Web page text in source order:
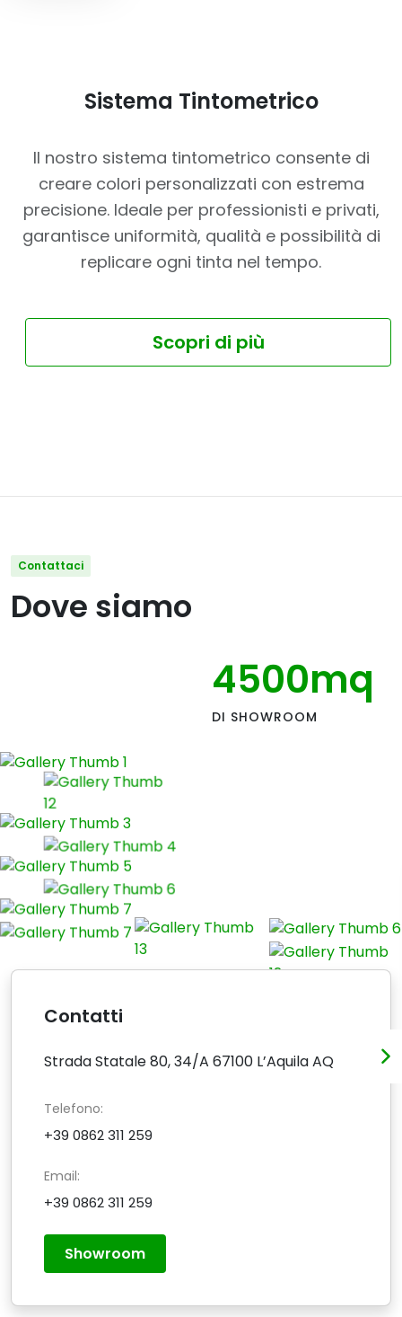
Sistema Tintometrico
Il nostro sistema tintometrico consente di
creare colori personalizzati con estrema
precisione. Ideale per professionisti e privati,
garantisce uniformità, qualità e possibilità di
replicare ogni tinta nel tempo.
Scopri di più
Contattaci
Dove siamo
4500mq
DI SHOWROOM
Contatti
Strada Statale 80, 34/A 67100 L’Aquila AQ
Telefono:
+39 0862 311 259
Email:
+39 0862 311 259
Showroom